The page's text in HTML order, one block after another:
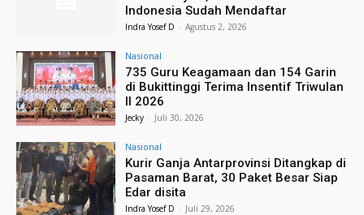
Indonesia Sudah Mendaftar
Indra Yosef D - Agustus 2, 2026
Nasional
735 Guru Keagamaan dan 154 Garin
di Bukittinggi Terima Insentif Triwulan
II 2026
Jecky - Juli 30, 2026
Nasional
Kurir Ganja Antarprovinsi Ditangkap di
Pasaman Barat, 30 Paket Besar Siap
Edar disita
Indra Yosef D - Juli 29, 2026